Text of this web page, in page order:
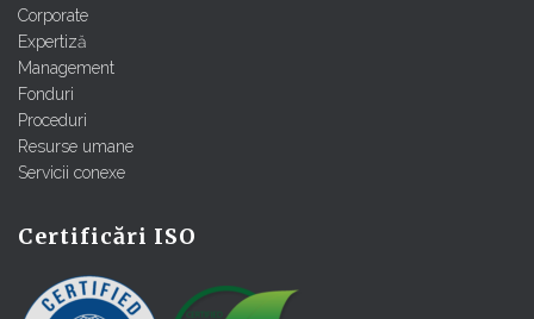
Corporate
Expertiză
Management
Fonduri
Proceduri
Resurse umane
Servicii conexe
Certificări ISO